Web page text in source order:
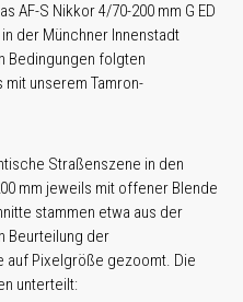
AF-S Nikkor 4/70-200 mm G ED
der Münchner Innenstadt
Bedingungen folgten
unserem Tamron-
Straßenszene in den
mm jeweils mit offener Blende
stammen etwa aus der
Beurteilung der
auf Pixelgröße gezoomt. Die
unterteilt: